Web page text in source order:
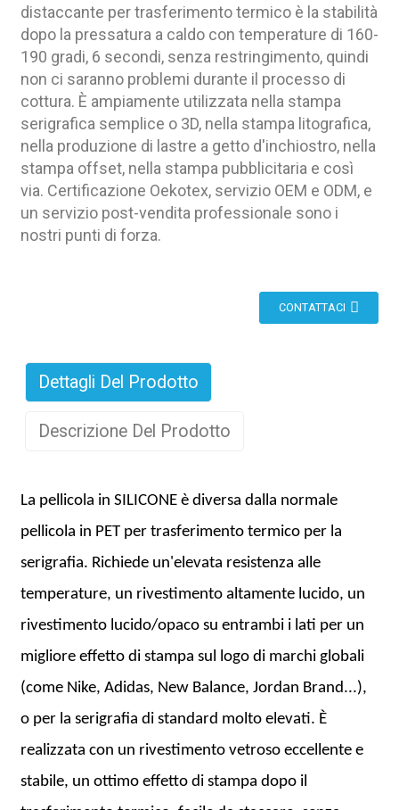
distaccante per trasferimento termico è la stabilità
dopo la pressatura a caldo con temperature di 160-
190 gradi, 6 secondi, senza restringimento, quindi
non ci saranno problemi durante il processo di
cottura. È ampiamente utilizzata nella stampa
serigrafica semplice o 3D, nella stampa litografica,
nella produzione di lastre a getto d'inchiostro, nella
stampa offset, nella stampa pubblicitaria e così
via. Certificazione Oekotex, servizio OEM e ODM, e
un servizio post-vendita professionale sono i
nostri punti di forza.
CONTATTACI
Dettagli Del Prodotto
Descrizione Del Prodotto
La pellicola in SILICONE è diversa dalla normale
pellicola in PET per trasferimento termico per la
serigrafia. Richiede un'elevata resistenza alle
temperature, un rivestimento altamente lucido, un
rivestimento lucido/opaco su entrambi i lati per un
migliore effetto di stampa sul logo di marchi globali
(come Nike, Adidas, New Balance, Jordan Brand...),
o per la serigrafia di standard molto elevati. È
realizzata con un rivestimento vetroso eccellente e
stabile, un ottimo effetto di stampa dopo il